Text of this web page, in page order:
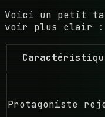
Voici un petit
voir plus clair :
Protagoniste